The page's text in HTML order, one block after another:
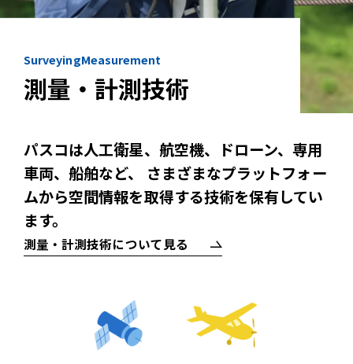
SurveyingMeasurement
測量・計測技術
パスコは人工衛星、航空機、ドローン、専用
車両、船舶など、
さまざまなプラットフォー
ムから空間情報を取得する技術を保有してい
ます。
測量・計測技術について見る